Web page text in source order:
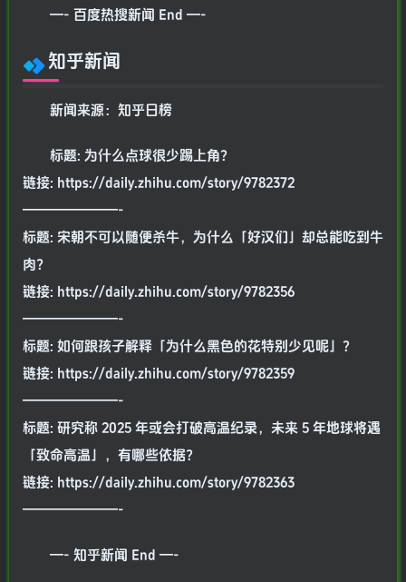
—- 百度热搜新闻 End —-
知乎新闻
新闻来源：知乎日榜
标题: 为什么点球很少踢上角？
链接: https://daily.zhihu.com/story/9782372
———————-
标题: 宋朝不可以随便杀牛，为什么「好汉们」却总能吃到牛
肉？
链接: https://daily.zhihu.com/story/9782356
———————-
标题: 如何跟孩子解释「为什么黑色的花特别少见呢」？
链接: https://daily.zhihu.com/story/9782359
———————-
标题: 研究称 2025 年或会打破高温纪录，未来 5 年地球将遇
「致命高温」，有哪些依据？
链接: https://daily.zhihu.com/story/9782363
———————-
—- 知乎新闻 End —-